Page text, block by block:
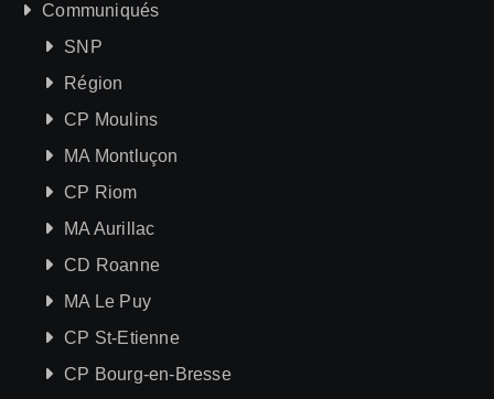
Communiqués
SNP
Région
CP Moulins
MA Montluçon
CP Riom
MA Aurillac
CD Roanne
MA Le Puy
CP St-Etienne
CP Bourg-en-Bresse